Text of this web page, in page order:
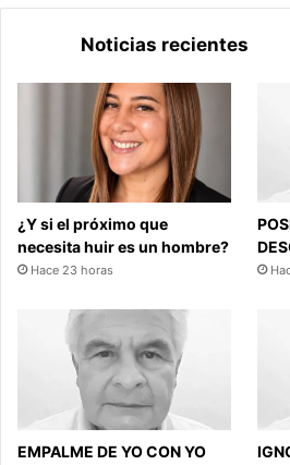
Noticias recientes
¿Y si el próximo que
necesita huir es un hombre?
Hace 23 horas
EMPALME DE YO CON YO